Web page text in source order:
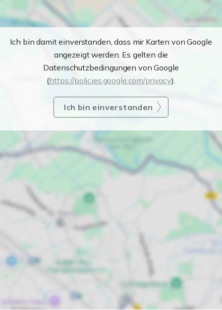
Ich bin damit einverstanden, dass mir Karten von Google
angezeigt werden. Es gelten die
Datenschutzbedingungen von Google
(https://policies.google.com/privacy).
Ich bin einverstanden